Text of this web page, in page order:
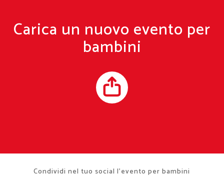
Carica un nuovo evento per
bambini
Condividi nel tuo social l'evento per bambini